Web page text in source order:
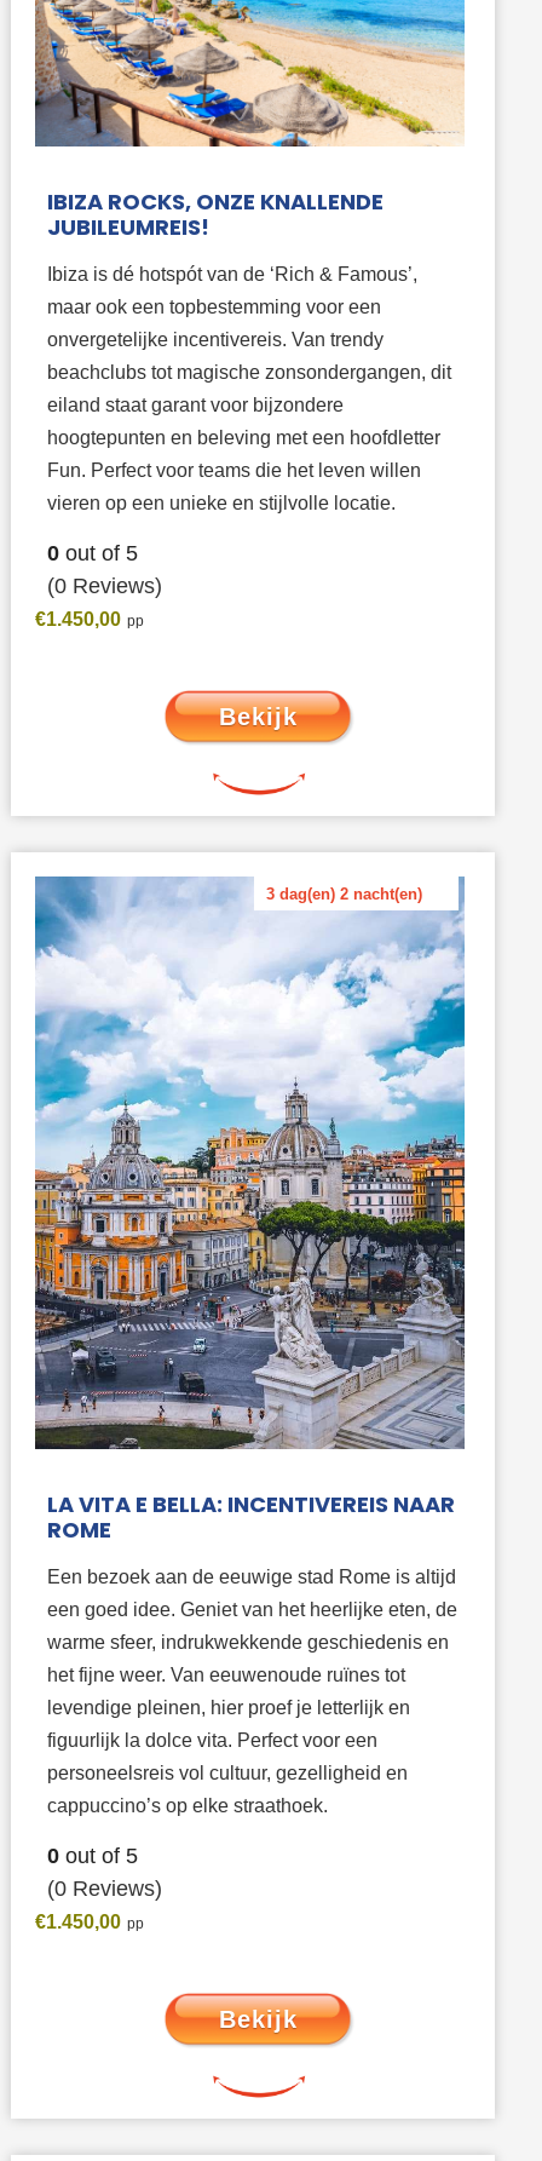
IBIZA ROCKS, ONZE KNALLENDE
JUBILEUMREIS!
Ibiza is dé hotspót van de ‘Rich & Famous’,
maar ook een topbestemming voor een
onvergetelijke incentivereis. Van trendy
beachclubs tot magische zonsondergangen, dit
eiland staat garant voor bijzondere
hoogtepunten en beleving met een hoofdletter
Fun. Perfect voor teams die het leven willen
vieren op een unieke en stijlvolle locatie.
0out of 5
(0 Reviews)
€1.450,00
Bekijk
LA VITA E BELLA: INCENTIVEREIS NAAR
ROME
Een bezoek aan de eeuwige stad Rome is altijd
een goed idee. Geniet van het heerlijke eten, de
warme sfeer, indrukwekkende geschiedenis en
het fijne weer. Van eeuwenoude ruïnes tot
levendige pleinen, hier proef je letterlijk en
figuurlijk la dolce vita. Perfect voor een
personeelsreis vol cultuur, gezelligheid en
cappuccino’s op elke straathoek.
0out of 5
(0 Reviews)
3 dag(en) 2 nacht(en)
€1.450,00
Bekijk